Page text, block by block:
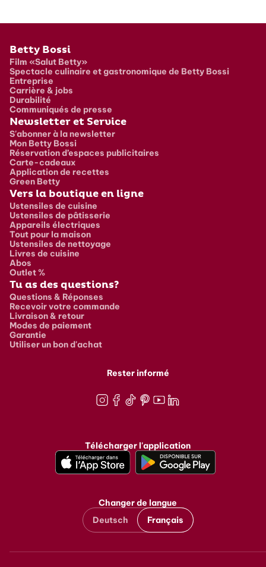
Pied de page
Betty Bossi
Film «Salut Betty»
Spectacle culinaire et gastronomique de Betty Bossi
Entreprise
Carrière & jobs
Durabilité
Communiqués de presse
Newsletter et Service
S'abonner à la newsletter
Mon Betty Bossi
Réservation d’espaces publicitaires
Carte-cadeaux
Application de recettes
Green Betty
Vers la boutique en ligne
Ustensiles de cuisine
Ustensiles de pâtisserie
Appareils électriques
Tout pour la maison
Ustensiles de nettoyage
Livres de cuisine
Abos
Outlet %
Tu as des questions?
Questions & Réponses
Recevoir votre commande
Livraison & retour
Modes de paiement
Garantie
Utiliser un bon d'achat
Rester informé
Télécharger l'application
Changer de langue
Deutsch
Français